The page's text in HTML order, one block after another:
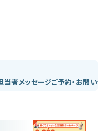
当者メッセージご予約・お問